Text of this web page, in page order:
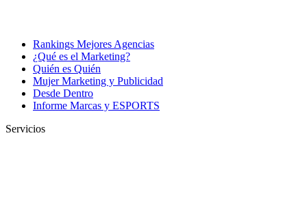
Rankings Mejores Agencias
¿Qué es el Marketing?
Quién es Quién
Mujer Marketing y Publicidad
Desde Dentro
Informe Marcas y ESPORTS
Servicios